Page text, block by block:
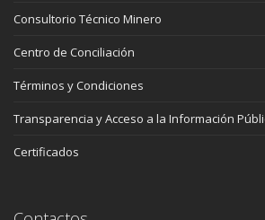
Consultorio Técnico Minero
Centro de Conciliación
Términos y Condiciones
Transparencia y Acceso a la Información
Certificados